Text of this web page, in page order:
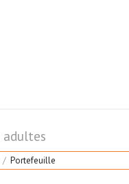
adultes
Portefeuille